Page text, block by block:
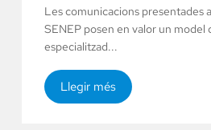
Les comunicacions presentades
SENEP posen en valor un model
especialitzad...
Llegir més